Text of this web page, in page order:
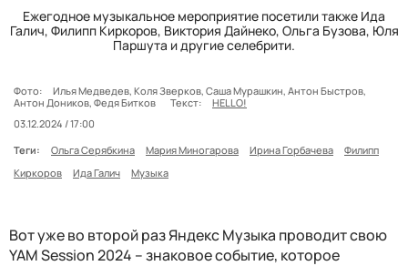
Ежегодное музыкальное мероприятие посетили также Ида
Галич, Филипп Киркоров, Виктория Дайнеко, Ольга Бузова, Юля
Паршута и другие селебрити.
Фото:
Илья Медведев, Коля Зверков, Саша Мурашкин, Антон Быстров,
Антон Доников, Федя Битков
Текст:
HELLO!
03.12.2024 / 17:00
Теги:
Ольга Серябкина Мария Миногарова Ирина Горбачева
Филипп
Киркоров
Ида Галич Музыка
Вот уже во второй раз Яндекс Музыка проводит свою
YAM Session 2024 – знаковое событие, которое